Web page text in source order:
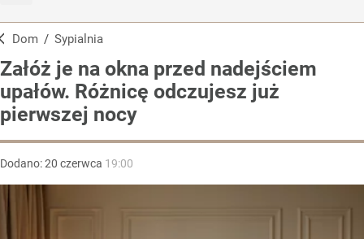
Dom / Sypialnia
Załóż je na okna przed nadejściem
upałów. Różnicę odczujesz już
pierwszej nocy
Dodano:20 czerwca 19:00